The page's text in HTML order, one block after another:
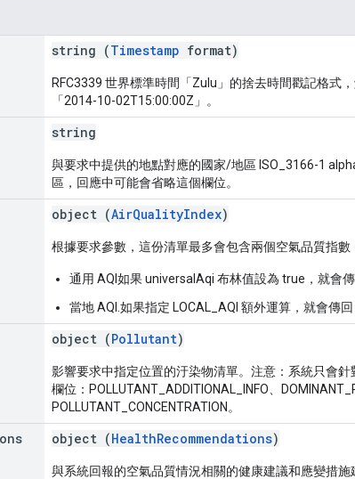
string (Timestamp format)
RFC3339 世界標準時間「Zulu」的捨去時間戳記格式
「2014-10-02T15:00:00Z」。
string
與要求中提供的地點對應的國家/地區 ISO_3166-1
區，回應中可能會省略這個欄位。
object (AirQualityIndex)
根據要求參數，這份清單最多會包含兩個空氣品質指數
通用 AQI如果 universalAqi 布林值設為 true，就會
當地 AQI.如果指定 LOCAL_AQI 額外運算，就會傳
object (Pollutant)
影響要求中指定位置的汙染物清單。注意：系統只會
欄位：POLLUTANT_ADDITIONAL_INFO、
POLLUTANT_CONCENTRATION。
object (HealthRecommendations)
與系統回報的空氣品質情況相關的健康建議和應變措